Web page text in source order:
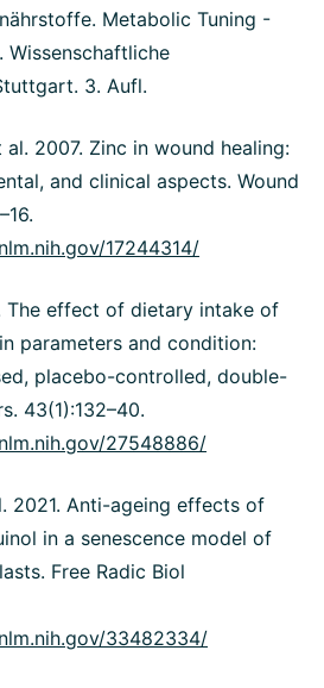
Metabolic Tuning -
Wissenschaftliche
3. Aufl.
al. 2007. Zinc in wound healing:
and clinical aspects. Wound
17244314/
The effect of dietary intake of
parameters and condition:
placebo-controlled, double-
43(1):132–40.
27548886/
2021. Anti-ageing effects of
in a senescence model of
Free Radic Biol
33482334/